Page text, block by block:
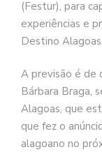
(Festur), para
experiências e
Destino Alagoas.
A previsão é de
Bárbara Braga,
Alagoas, que
que fez o
alagoano no